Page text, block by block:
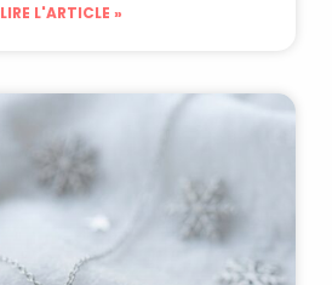
LIRE L'ARTICLE »